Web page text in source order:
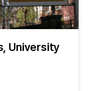
University